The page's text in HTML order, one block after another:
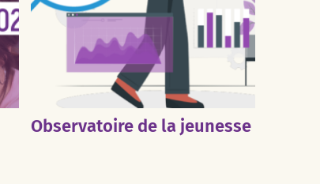
Observatoire de la jeunesse